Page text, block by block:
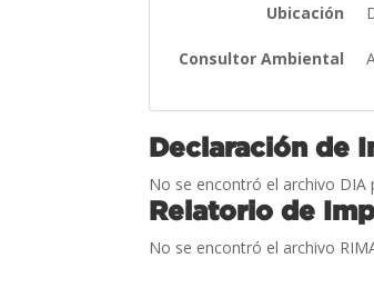
Ubicación
Consultor Ambiental
Declaración de
No se encontró el archivo DIA
Relatorio de
No se encontró el archivo